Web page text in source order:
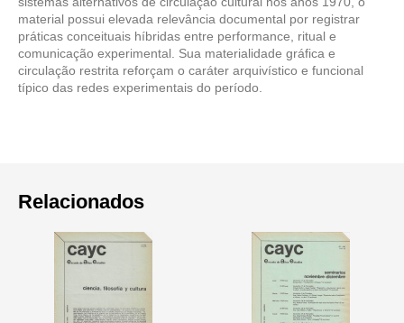
material possui elevada relevância documental por registrar
práticas conceituais híbridas entre performance, ritual e
comunicação experimental. Sua materialidade gráfica e
circulação restrita reforçam o caráter arquivístico e funcional
típico das redes experimentais do período.
Relacionados